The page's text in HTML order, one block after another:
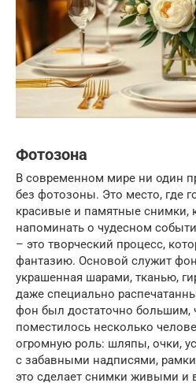
Фотозона
В современном мире ни один
без фотозоны. Это место, где
красивые и памятные снимки,
напоминать о чудесном
– это творческий процесс,
фантазию. Основой служит
украшенная шарами, тканью,
даже специально
фон был достаточно большим,
поместилось несколько
огромную роль: шляпы, очки,
с забавными надписями,
это сделает снимки живыми и